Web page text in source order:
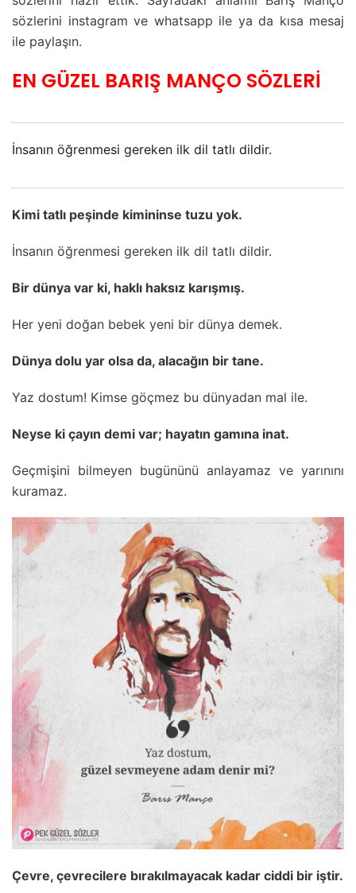
sözlerini instagram ve whatsapp ile ya da kısa mesaj
ile paylaşın.
EN GÜZEL BARIŞ MANÇO SÖZLERİ
İnsanın öğrenmesi gereken ilk dil tatlı dildir.
Kimi tatlı peşinde kimininse tuzu yok.
İnsanın öğrenmesi gereken ilk dil tatlı dildir.
Bir dünya var ki, haklı haksız karışmış.
Her yeni doğan bebek yeni bir dünya demek.
Dünya dolu yar olsa da, alacağın bir tane.
Yaz dostum! Kimse göçmez bu dünyadan mal ile.
Neyse ki çayın demi var; hayatın gamına inat.
Geçmişini bilmeyen bugününü anlayamaz ve yarınını
kuramaz.
Çevre, çevrecilere bırakılmayacak kadar ciddi bir iştir.